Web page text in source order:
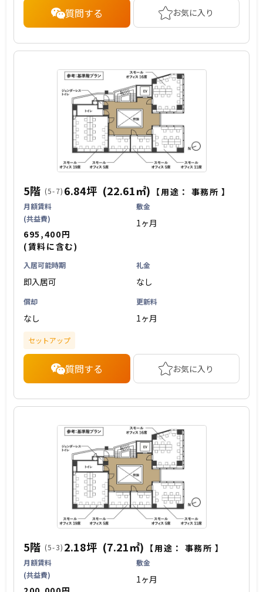
質問する お気に入り
5階 (5-7) 6.84坪 (22.61㎡) 【用途： 事務所 】
月額賃料
(共益費)
695,400円
(賃料に含む)
敷金
1ヶ月
入居可能時期
即入居可
礼金
なし
償却
なし
更新料
1ヶ月
セットアップ
質問する お気に入り
5階 (5-3) 2.18坪 (7.21㎡) 【用途： 事務所 】
月額賃料
(共益費)
敷金
1ヶ月